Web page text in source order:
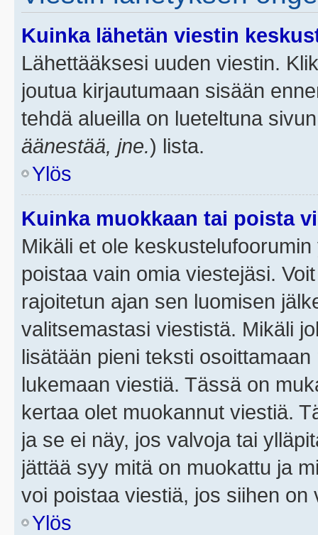
Kuinka lähetän viestin
Lähettääksesi uuden viestin.
joutua kirjautumaan sisään
tehdä alueilla on lueteltuna
äänestää, jne.) lista.
Ylös
Kuinka muokkaan tai poista
Mikäli et ole
poistaa vain omia viestejäsi.
rajoitetun ajan sen luomisen
valitsemastasi viestistä. Mikäli
lisätään pieni teksti
lukemaan viestiä. Tässä on
kertaa olet muokannut viestiä.
ja se ei näy, jos valvoja tai
jättää syy mitä on muokattu ja
voi poistaa viestiä, jos siihen on
Ylös